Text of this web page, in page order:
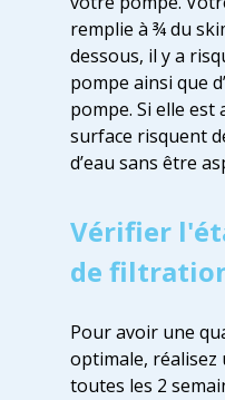
remplie à ¾ du
dessous, il y a
pompe ainsi que
pompe. Si elle est
surface risquent
d’eau sans être
Vérifier
de
Pour avoir une
optimale, réalisez
toutes les 2